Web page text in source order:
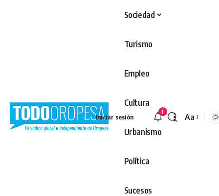
Sociedad
Turismo
Empleo
Cultura
Urbanismo
Política
Sucesos
Iniciar sesión
1
Aa